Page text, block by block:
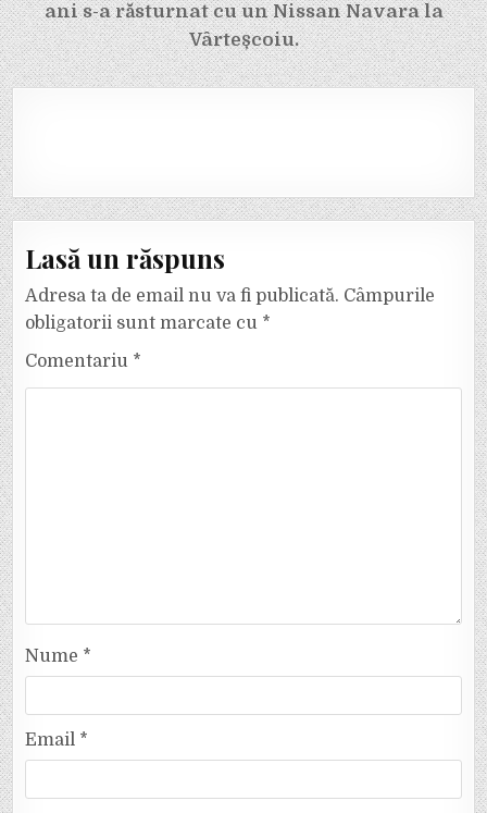
ani s-a răsturnat cu un Nissan Navara la
Vârteșcoiu.
Lasă un răspuns
Adresa ta de email nu va fi publicată. Câmpurile
obligatorii sunt marcate cu *
Comentariu *
Nume *
Email *